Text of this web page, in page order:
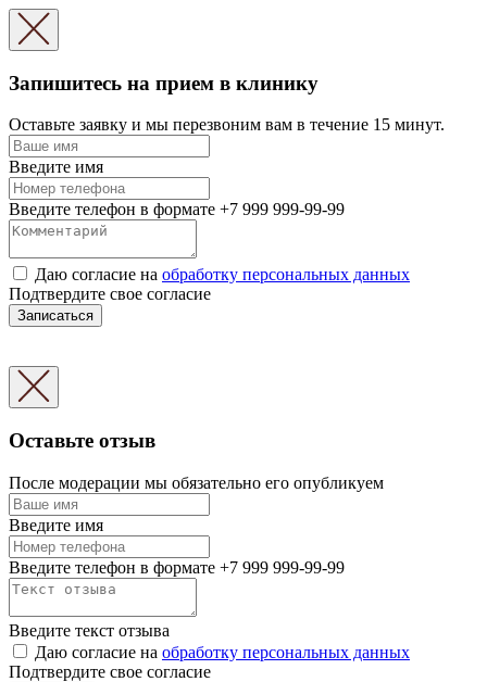
Запишитесь на прием в клинику
Оставьте заявку и мы перезвоним вам в течение 15 минут.
Введите имя
Введите телефон в формате +7 999 999-99-99
Даю согласие на обработку персональных данных
Подтвердите свое согласие
Записаться
Оставьте отзыв
После модерации мы обязательно его опубликуем
Введите имя
Введите телефон в формате +7 999 999-99-99
Введите текст отзыва
Даю согласие на обработку персональных данных
Подтвердите свое согласие